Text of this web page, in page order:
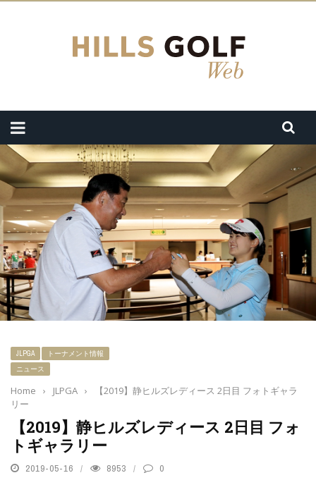
JLPGA
トーナメント情報
ニュース
Home › JLPGA ›
【2019】静ヒルズレディース 2日目 フォトギャラ
リー
【2019】静ヒルズレディース 2日目 フォ
トギャラリー
2019-05-16 8953 0